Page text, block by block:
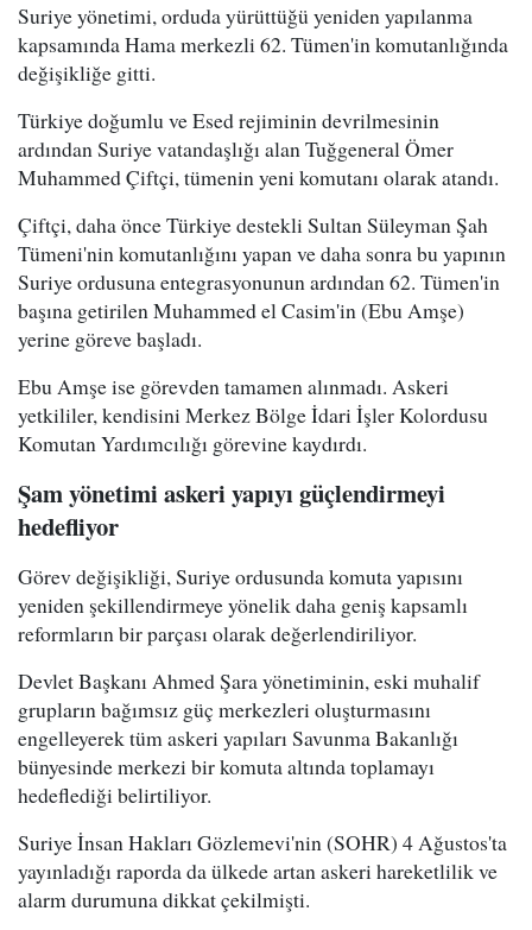
Suriye yönetimi, orduda yürüttüğü yeniden yapılanma
kapsamında Hama merkezli 62. Tümen'in komutanlığında
değişikliğe gitti.
Türkiye doğumlu ve Esed rejiminin devrilmesinin
ardından Suriye vatandaşlığı alan Tuğgeneral Ömer
Muhammed Çiftçi, tümenin yeni komutanı olarak atandı.
Çiftçi, daha önce Türkiye destekli Sultan Süleyman Şah
Tümeni'nin komutanlığını yapan ve daha sonra bu yapının
Suriye ordusuna entegrasyonunun ardından 62. Tümen'in
başına getirilen Muhammed el Casim'in (Ebu Amşe)
yerine göreve başladı.
Ebu Amşe ise görevden tamamen alınmadı. Askeri
yetkililer, kendisini Merkez Bölge İdari İşler Kolordusu
Komutan Yardımcılığı görevine kaydırdı.
Şam yönetimi askeri yapıyı güçlendirmeyi
hedefliyor
Görev değişikliği, Suriye ordusunda komuta yapısını
yeniden şekillendirmeye yönelik daha geniş kapsamlı
reformların bir parçası olarak değerlendiriliyor.
Devlet Başkanı Ahmed Şara yönetiminin, eski muhalif
grupların bağımsız güç merkezleri oluşturmasını
engelleyerek tüm askeri yapıları Savunma Bakanlığı
bünyesinde merkezi bir komuta altında toplamayı
hedeflediği belirtiliyor.
Suriye İnsan Hakları Gözlemevi'nin (SOHR) 4 Ağustos'ta
yayınladığı raporda da ülkede artan askeri hareketlilik ve
alarm durumuna dikkat çekilmişti.